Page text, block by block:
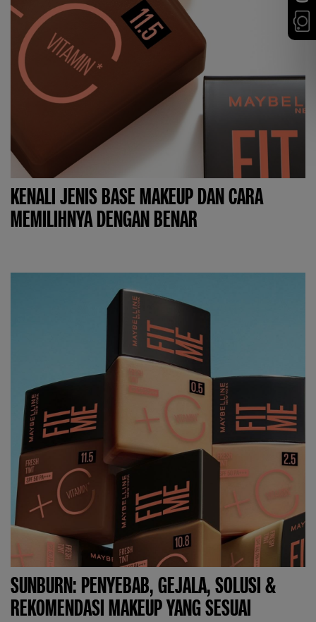
KENALI JENIS BASE MAKEUP DAN CARA
MEMILIHNYA DENGAN BENAR
SUNBURN: PENYEBAB, GEJALA, SOLUSI &
REKOMENDASI MAKEUP YANG SESUAI